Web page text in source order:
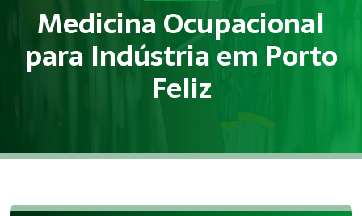
Medicina Ocupacional
para Indústria em Porto
Feliz
O que é Medicina Ocupacional?
Empresas de todos os portes que possuem empregados